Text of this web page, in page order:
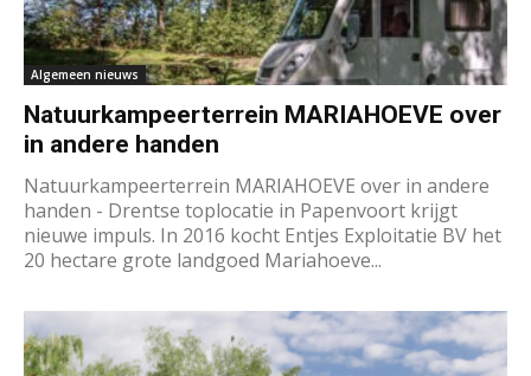
Algemeen nieuws
Natuurkampeerterrein MARIAHOEVE over
in andere handen
Natuurkampeerterrein MARIAHOEVE over in andere
handen - Drentse toplocatie in Papenvoort krijgt
nieuwe impuls. In 2016 kocht Entjes Exploitatie BV het
20 hectare grote landgoed Mariahoeve...